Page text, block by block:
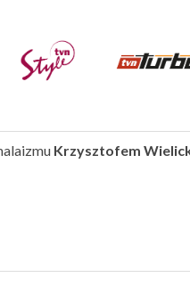
Krzysztofem